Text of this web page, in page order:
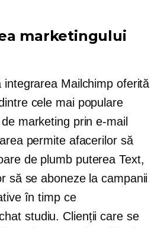
marketingului
integrarea Mailchimp oferită
cele mai populare
marketing prin e-mail
permite afacerilor să
de plumbputerea Text,
să se aboneze la campanii
în timp ce
studiu. Clienții care se